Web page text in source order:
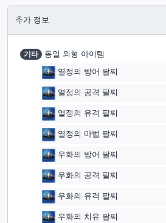
추가 정보
기타
동일 외형 아이템
열정의 방어 팔찌
열정의 공격 팔찌
열정의 유격 팔찌
열정의 마법 팔찌
우화의 방어 팔찌
우화의 공격 팔찌
우화의 유격 팔찌
우화의 치유 팔찌